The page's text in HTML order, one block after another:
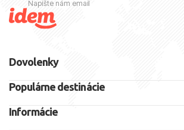
Napíšte nám email
Dovolenky
Populárne destinácie
Informácie